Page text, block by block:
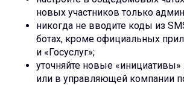
новых участников только
никогда не вводите коды из
ботах, кроме официальных
и «Госуслуг»;
уточняйте новые «инициативы»
или в управляющей компании